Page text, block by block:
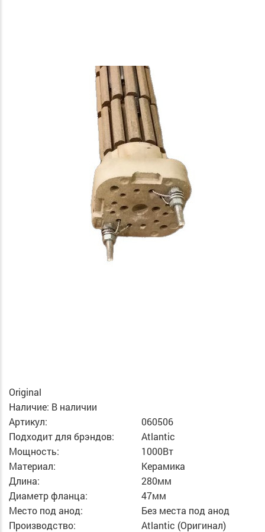
Original
Наличие: В наличии
Артикул:
060506
Подходит для брэндов:
Atlantic
Мощность:
1000Вт
Материал:
Керамика
Длина:
280мм
Диаметр фланца:
47мм
Место под анод:
Без места под анод
Производство:
Atlantic (Оригинал)